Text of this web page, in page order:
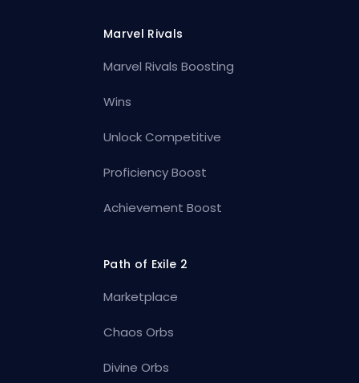
Marvel Rivals
Marvel Rivals Boosting
Wins
Unlock Competitive
Proficiency Boost
Achievement Boost
Path of Exile 2
Marketplace
Chaos Orbs
Divine Orbs